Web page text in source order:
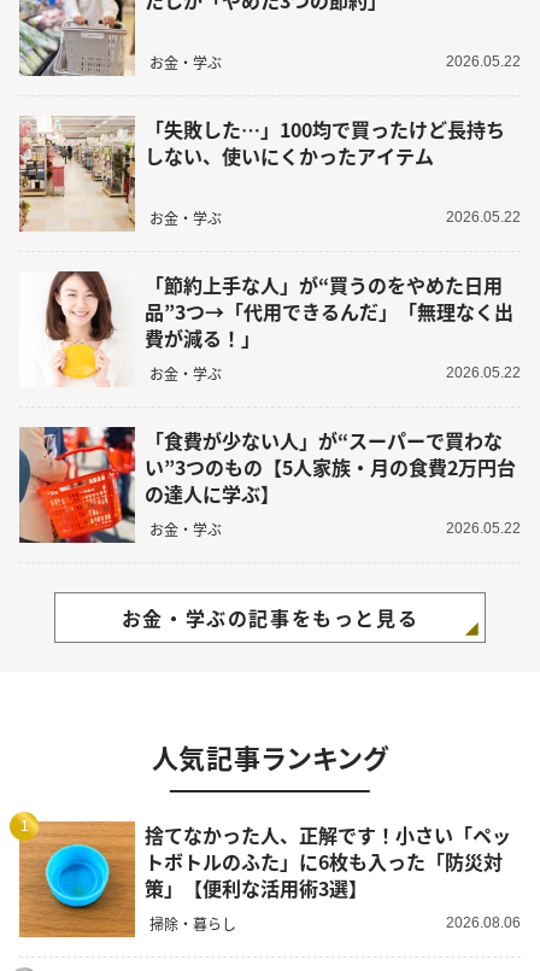
お金・学ぶ 2026.05.22
「失敗した…」100均で買ったけど長持ち
しない、使いにくかったアイテム
お金・学ぶ 2026.05.22
「節約上手な人」が“買うのをやめた日用
品”3つ→「代用できるんだ」「無理なく出
費が減る！」
お金・学ぶ 2026.05.22
「食費が少ない人」が“スーパーで買わな
い”3つのもの【5人家族・月の食費2万円台
の達人に学ぶ】
お金・学ぶ 2026.05.22
お金・学ぶの記事をもっと見る
人気記事ランキング
1
捨てなかった人、正解です！小さい「ペッ
トボトルのふた」に6枚も入った「防災対
策」【便利な活用術3選】
掃除・暮らし 2026.08.06